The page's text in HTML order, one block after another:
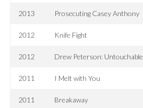
2013 Prosecuting Casey Anthony
2012 Knife Fight
2012 Drew Peterson: Untouchable
2011 I Melt with You
2011 Breakaway